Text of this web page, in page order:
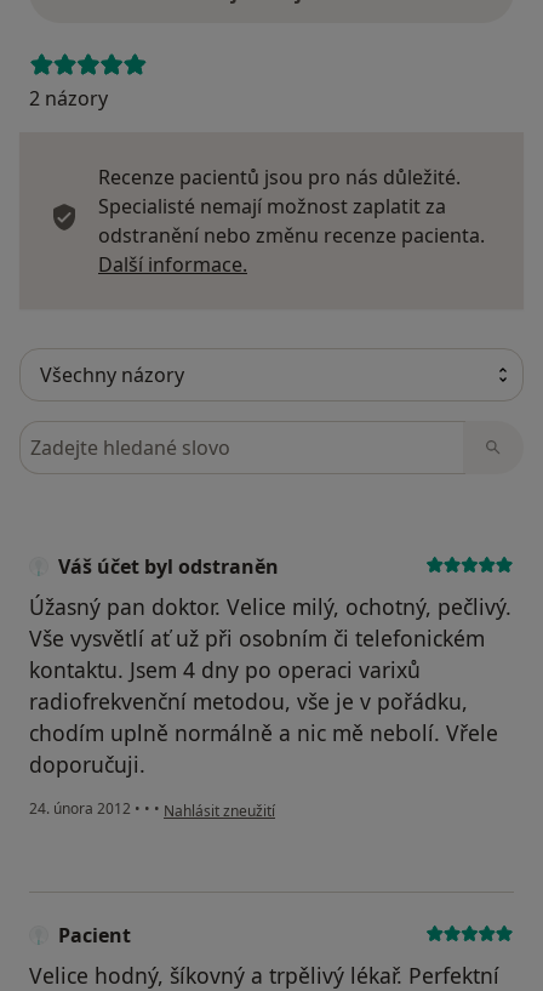
2 názory
Recenze pacientů jsou pro nás důležité.
Specialisté nemají možnost zaplatit za
odstranění nebo změnu recenze pacienta.
Další informace.
Hledejte v názorech
Váš účet byl odstraněn
Úžasný pan doktor. Velice milý, ochotný, pečlivý.
Vše vysvětlí ať už při osobním či telefonickém
kontaktu. Jsem 4 dny po operaci varixů
radiofrekvenční metodou, vše je v pořádku,
chodím uplně normálně a nic mě nebolí. Vřele
doporučuji.
24. února 2012 • • • podle názoru uživatele Váš účet byl odstraněn
Nahlásit zneužití
Pacient
Velice hodný, šíkovný a trpělivý lékař. Perfektní